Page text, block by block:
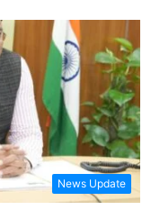
News Update